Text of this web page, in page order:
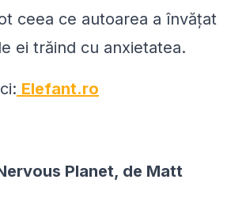
ceea ce autoarea a învățat
ei trăind cu anxietatea.
Elefant.ro
Planet, de Matt